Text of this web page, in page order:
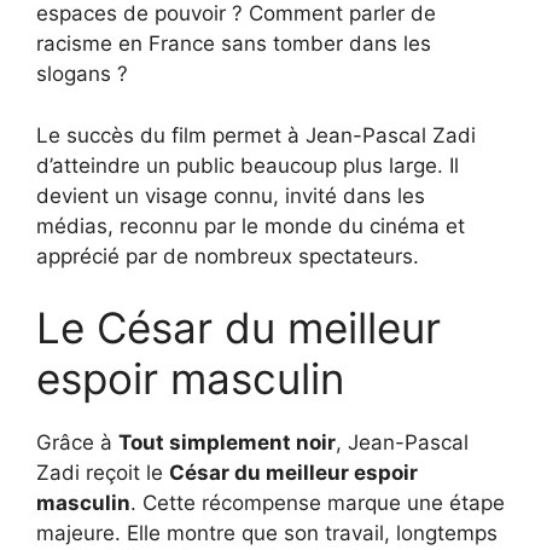
espaces de pouvoir ? Comment parler de
racisme en France sans tomber dans les
slogans ?
Le succès du film permet à Jean-Pascal Zadi
d’atteindre un public beaucoup plus large. Il
devient un visage connu, invité dans les
médias, reconnu par le monde du cinéma et
apprécié par de nombreux spectateurs.
Le César du meilleur
espoir masculin
Grâce à Tout simplement noir, Jean-Pascal
Zadi reçoit le César du meilleur espoir
masculin. Cette récompense marque une étape
majeure. Elle montre que son travail, longtemps